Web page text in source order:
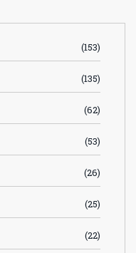
(153)
(135)
(62)
(53)
(26)
(25)
(22)